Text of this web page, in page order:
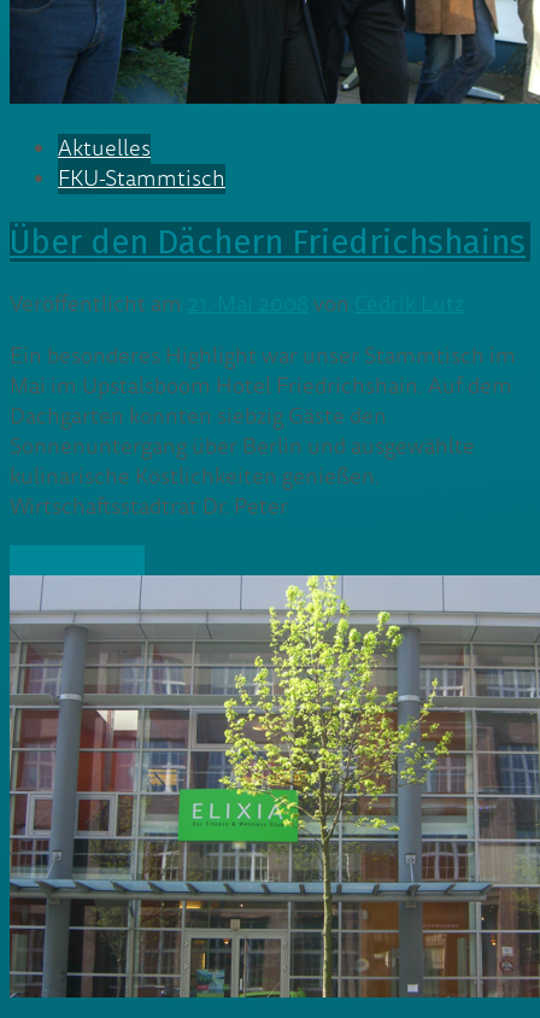
Aktuelles
FKU-Stammtisch
Über den Dächern Friedrichshains
Veröffentlicht am 21. Mai 2008 von
Ein besonderes Highlight war unser Stammtisch im
Mai im Upstalsboom Hotel Friedrichshain. Auf dem
Dachgarten konnten siebzig Gäste den
Sonnenuntergang über Berlin und ausgewählte
kulinarische Köstlichkeiten genießen.
Wirtschaftsstadtrat Dr. Peter